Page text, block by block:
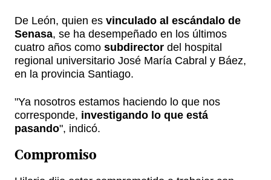
De León, quien es vinculado al escándalo de
Senasa, se ha desempeñado en los últimos
cuatro años como subdirector del hospital
regional universitario José María Cabral y Báez,
en la provincia Santiago.
"Ya nosotros estamos haciendo lo que nos
corresponde, investigando lo que está
pasando", indicó.
Compromiso